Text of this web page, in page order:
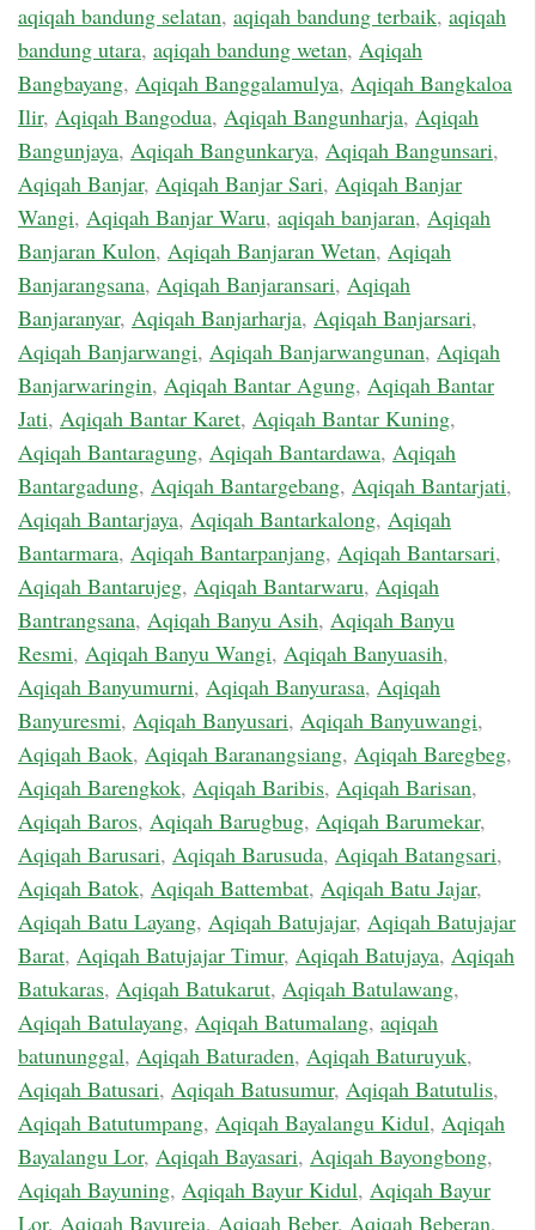
aqiqah bandung selatan, aqiqah bandung terbaik, aqiqah
bandung utara, aqiqah bandung wetan, Aqiqah
Bangbayang, Aqiqah Banggalamulya, Aqiqah Bangkaloa
Ilir, Aqiqah Bangodua, Aqiqah Bangunharja, Aqiqah
Bangunjaya, Aqiqah Bangunkarya, Aqiqah Bangunsari,
Aqiqah Banjar, Aqiqah Banjar Sari, Aqiqah Banjar
Wangi, Aqiqah Banjar Waru, aqiqah banjaran, Aqiqah
Banjaran Kulon, Aqiqah Banjaran Wetan, Aqiqah
Banjarangsana, Aqiqah Banjaransari, Aqiqah
Banjaranyar, Aqiqah Banjarharja, Aqiqah Banjarsari,
Aqiqah Banjarwangi, Aqiqah Banjarwangunan, Aqiqah
Banjarwaringin, Aqiqah Bantar Agung, Aqiqah Bantar
Jati, Aqiqah Bantar Karet, Aqiqah Bantar Kuning,
Aqiqah Bantaragung, Aqiqah Bantardawa, Aqiqah
Bantargadung, Aqiqah Bantargebang, Aqiqah Bantarjati,
Aqiqah Bantarjaya, Aqiqah Bantarkalong, Aqiqah
Bantarmara, Aqiqah Bantarpanjang, Aqiqah Bantarsari,
Aqiqah Bantarujeg, Aqiqah Bantarwaru, Aqiqah
Bantrangsana, Aqiqah Banyu Asih, Aqiqah Banyu
Resmi, Aqiqah Banyu Wangi, Aqiqah Banyuasih,
Aqiqah Banyumurni, Aqiqah Banyurasa, Aqiqah
Banyuresmi, Aqiqah Banyusari, Aqiqah Banyuwangi,
Aqiqah Baok, Aqiqah Baranangsiang, Aqiqah Baregbeg,
Aqiqah Barengkok, Aqiqah Baribis, Aqiqah Barisan,
Aqiqah Baros, Aqiqah Barugbug, Aqiqah Barumekar,
Aqiqah Barusari, Aqiqah Barusuda, Aqiqah Batangsari,
Aqiqah Batok, Aqiqah Battembat, Aqiqah Batu Jajar,
Aqiqah Batu Layang, Aqiqah Batujajar, Aqiqah Batujajar
Barat, Aqiqah Batujajar Timur, Aqiqah Batujaya, Aqiqah
Batukaras, Aqiqah Batukarut, Aqiqah Batulawang,
Aqiqah Batulayang, Aqiqah Batumalang, aqiqah
batununggal, Aqiqah Baturaden, Aqiqah Baturuyuk,
Aqiqah Batusari, Aqiqah Batusumur, Aqiqah Batutulis,
Aqiqah Batutumpang, Aqiqah Bayalangu Kidul, Aqiqah
Bayalangu Lor, Aqiqah Bayasari, Aqiqah Bayongbong,
Aqiqah Bayuning, Aqiqah Bayur Kidul, Aqiqah Bayur
Lor, Aqiqah Bayureja, Aqiqah Beber, Aqiqah Beberan,